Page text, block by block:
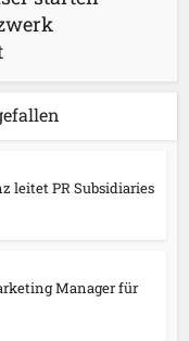
leitet PR Subsidiaries
Manager für